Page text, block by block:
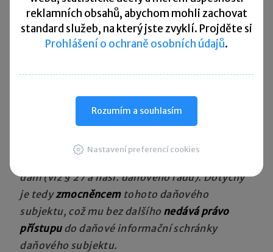
zmiňovaný účetní, pak tato možnost může
přinést velképroblémy z hlediska lhůtnapříklad
při podání daňového přiznání. Zde si opět
Daňový subjekt fyzická osoba zmocní
prostřednictvím plné moci uplatněné
u příslušného správce daně daňového poradce
daní (viz § 27 a násl. daňového řádu). Dotyčný
je tedyzmocněncem tohoto daňového
subjektu, což mu bez dalšího nedává právo
přístupu do daňové informační schránky
daňového subjektu.
reklamních obsahů, abychom mohli zachovat
standard služeb, na který jste zvyklí. Projděte si
Prohlášení o ochraně osobních údajů.
Rozumím a souhlasím
Nastavení preferencí cookies